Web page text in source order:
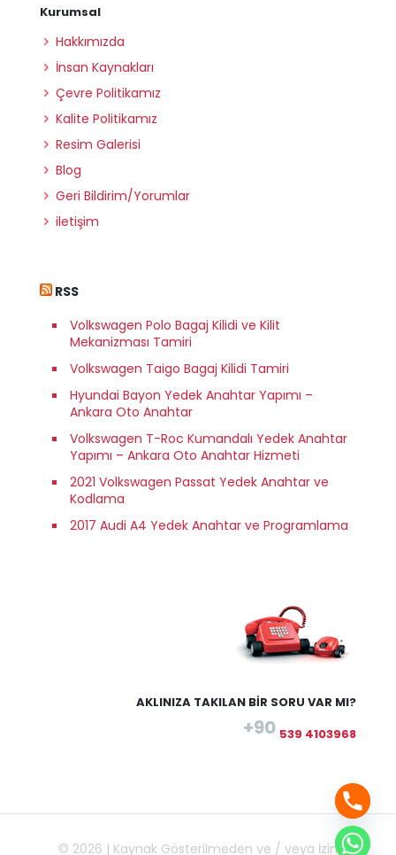
Kurumsal
Hakkımızda
İnsan Kaynakları
Çevre Politikamız
Kalite Politikamız
Resim Galerisi
Blog
Geri Bildirim/Yorumlar
iletişim
RSS
Volkswagen Polo Bagaj Kilidi ve Kilit
Mekanizması Tamiri
Volkswagen Taigo Bagaj Kilidi Tamiri
Hyundai Bayon Yedek Anahtar Yapımı –
Ankara Oto Anahtar
Volkswagen T-Roc Kumandalı Yedek Anahtar
Yapımı – Ankara Oto Anahtar Hizmeti
2021 Volkswagen Passat Yedek Anahtar ve
Kodlama
2017 Audi A4 Yedek Anahtar ve Programlama
AKLINIZA TAKILAN BİR SORU VAR MI?
+90 539 4103968
© 2026 | Kaynak Gösterilmeden ve / veya İzin